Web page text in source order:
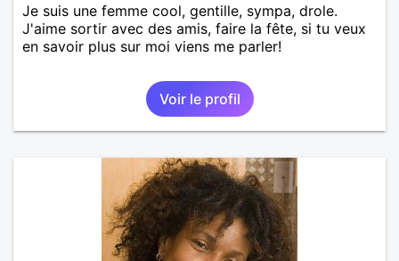
Je suis une femme cool, gentille, sympa, drole.
J'aime sortir avec des amis, faire la fête, si tu veux
en savoir plus sur moi viens me parler!
Voir le profil